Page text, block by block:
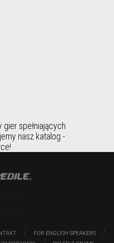
gier spełniających
nasz katalog -
/ FOR ENGLISH SPEAKERS
/